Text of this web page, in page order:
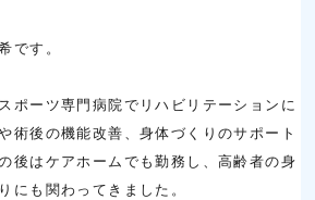
です。
ポーツ専門病院でリハビリテーションに
術後の機能改善、身体づくりのサポート
後はケアホームでも勤務し、高齢者の身
にも関わってきました。